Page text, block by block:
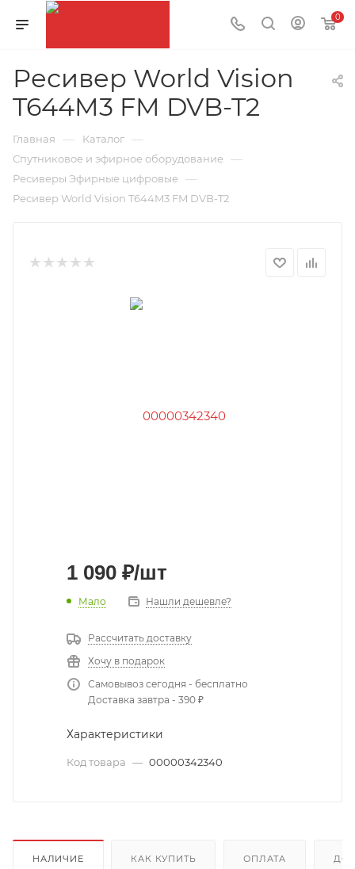
0
Ресивер World Vision
T644M3 FM DVB-T2
Главная — Каталог —
Спутниковое и эфирное оборудование —
Ресиверы Эфирные цифровые —
Ресивер World Vision T644M3 FM DVB-T2
1 090 ₽/шт
Мало Нашли дешевле?
Рассчитать доставку
Хочу в подарок
Самовывоз сегодня - бесплатно
Доставка завтра - 390 ₽
Характеристики
Код товара — 00000342340
НАЛИЧИЕ КАК КУПИТЬ ОПЛАТА